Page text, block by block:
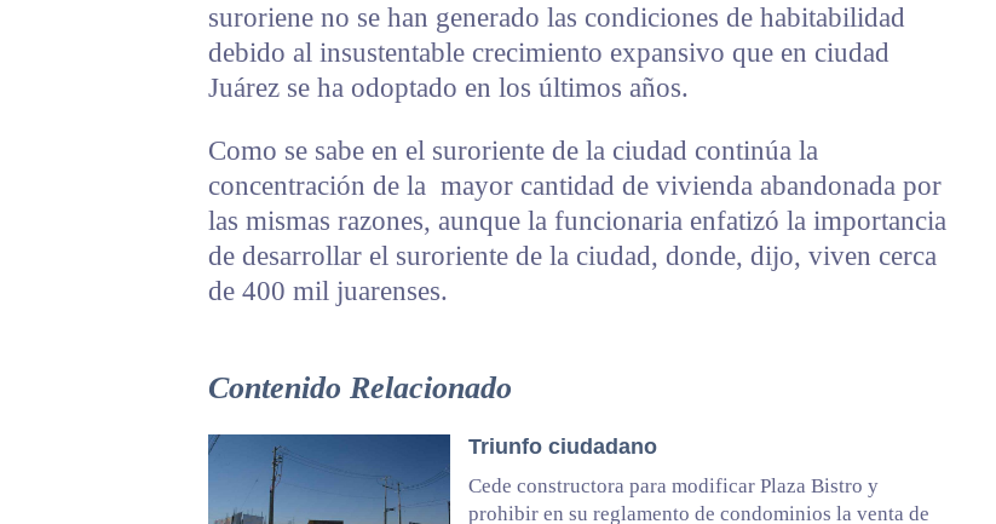
suroriene no se han generado las condiciones de habitabilidad
debido al insustentable crecimiento expansivo que en ciudad
Juárez se ha odoptado en los últimos años.
Como se sabe en el suroriente de la ciudad continúa la
concentración de la mayor cantidad de vivienda abandonada por
las mismas razones, aunque la funcionaria enfatizó la importancia
de desarrollar el suroriente de la ciudad, donde, dijo, viven cerca
de 400 mil juarenses.
Contenido Relacionado
Triunfo ciudadano
Cede constructora para modificar Plaza Bistro y
prohibir en su reglamento de condominios la venta de